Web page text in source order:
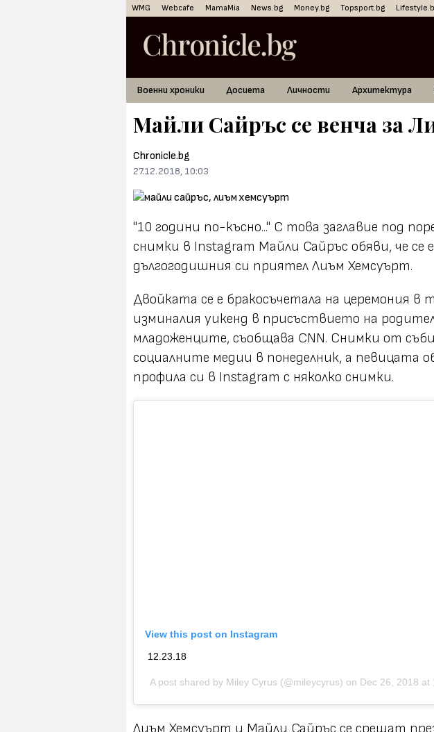
WMG Webcafe MamaMia News.bg Money.bg Topsport.bg
Военни хроники Досиета Личности Архитектура
Майли Сайръс се венча за
Chronicle.bg
27.12.2018, 10:03
"10 години по-късно..." С това заглавие под
снимки в Instagram Майли Сайръс обяви, че се е
дългогодишния си приятел Лиъм Хемсуърт.
Двойката се е бракосъчетала на церемония в
изминалия уикенд в присъствието на
младоженците, съобщава CNN. Снимки от
социалните медии в понеделник, а певицата
профила си в Instagram с няколко снимки.
View this post on Instagram
12.23.18
A post shared by Miley Cyrus (@mileycyrus) on Dec 26, 2018 at
Лиъм Хемсуърт и Майли Сайръс се срещат